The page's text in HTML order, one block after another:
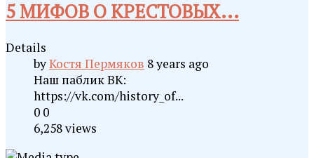
5 МИФОВ О КРЕСТОВЫХ...
Details
byКостя Пермяков 8 years ago
Наш паблик ВК:
https://vk.com/history_of...
0 0
6,258 views